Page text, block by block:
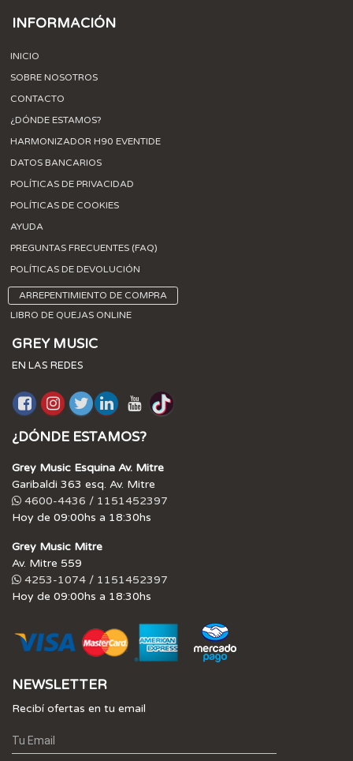
INFORMACIÓN
INICIO
SOBRE NOSOTROS
CONTACTO
¿DÓNDE ESTAMOS?
HARMONIZADOR H90 EVENTIDE
DATOS BANCARIOS
POLÍTICAS DE PRIVACIDAD
POLÍTICAS DE COOKIES
AYUDA
PREGUNTAS FRECUENTES (FAQ)
POLÍTICAS DE DEVOLUCIÓN
ARREPENTIMIENTO DE COMPRA
LIBRO DE QUEJAS ONLINE
GREY MUSIC
EN LAS REDES
¿DÓNDE ESTAMOS?
Grey Music Esquina Av. Mitre
Garibaldi 363 esq. Av. Mitre
4600-4436 / 1151452397
Hoy de 09:00hs a 18:30hs
Grey Music Mitre
Av. Mitre 559
4253-1074 / 1151452397
Hoy de 09:00hs a 18:30hs
NEWSLETTER
Recibí ofertas en tu email